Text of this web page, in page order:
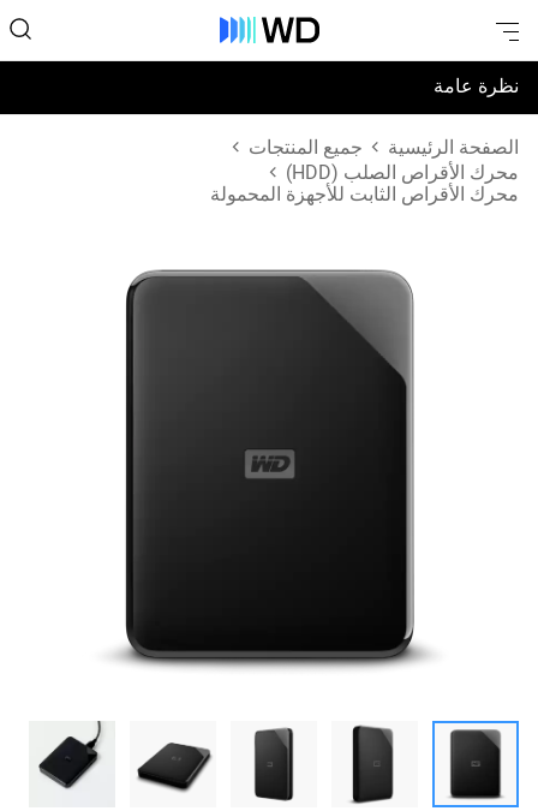
نظرة عامة
المواصفات
الدعم والموارد
الصفحة الرئيسية
جميع المنتجات
محرك الأقراص الصلب (HDD)
محرك الأقراص الثابت للأجهزة المحمولة